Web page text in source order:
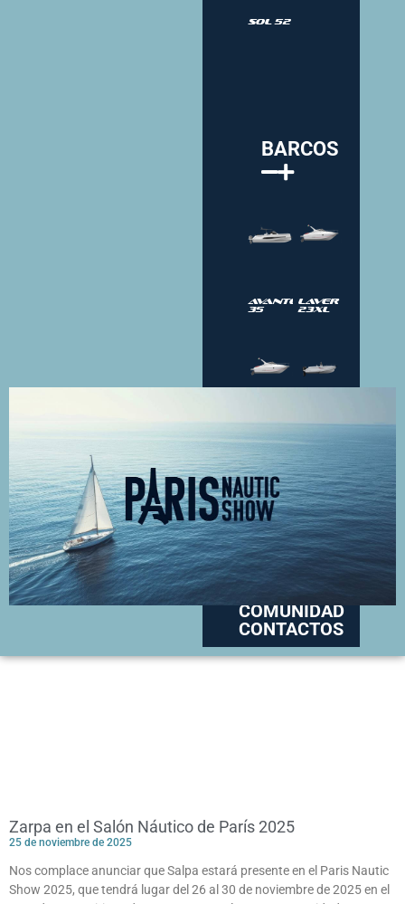
sol 52
BARCOS
Avantgarde
35
Laver
23XL
23X
APOYO
DISTRIBUIDORES
COMUNIDAD
CONTACTOS
Zarpa en el Salón Náutico de París 2025
25 de noviembre de 2025
Nos complace anunciar que Salpa estará presente en el Paris Nautic
Show 2025, que tendrá lugar del 26 al 30 de noviembre de 2025 en el